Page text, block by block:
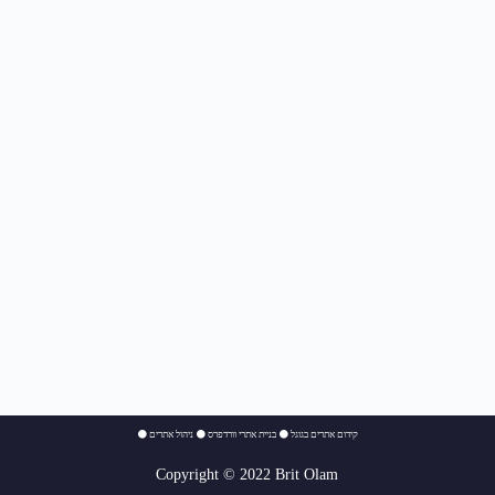
⚫ קידום אתרים בגוגל ⚫בניית אתרי וורדפרס ⚫ניהול אתרים
Copyright © 2022 Brit Olam